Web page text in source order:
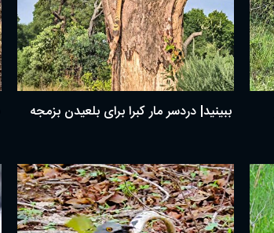
ببینید| دردسر مار کبرا برای بلعیدن بزمجه